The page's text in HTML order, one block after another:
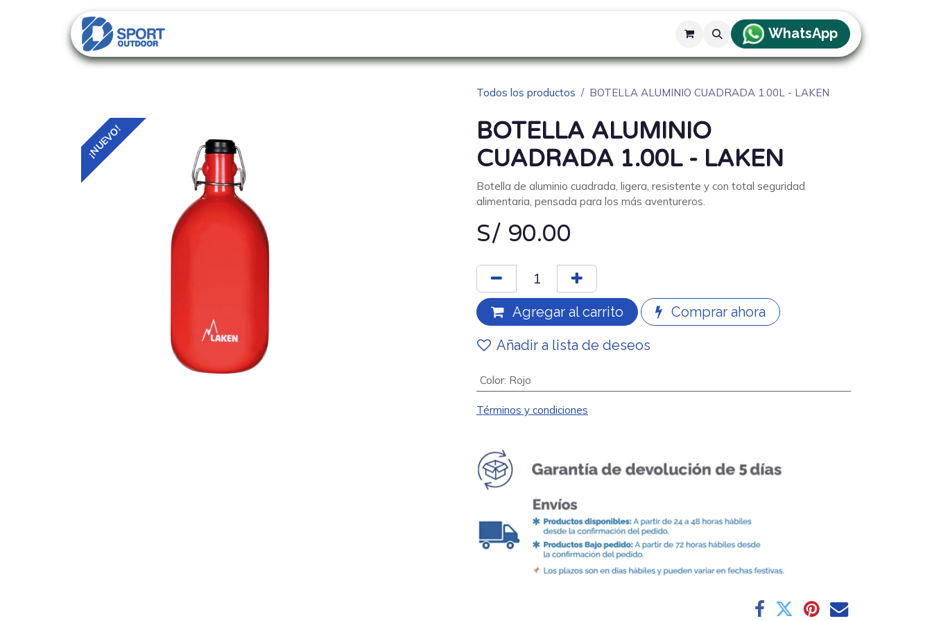
WhatsApp
Todos los productos BOTELLA ALUMINIO CUADRADA 1.00L - LAKEN
¡NUEVO!
BOTELLA ALUMINIO
CUADRADA 1.00L - LAKEN
Botella de aluminio cuadrada, ligera, resistente y con total seguridad
alimentaria, pensada para los más aventureros.
S/ 90.00
Agregar al carrito
Comprar ahora
Añadir a lista de deseos
Color: Rojo
Términos y condiciones